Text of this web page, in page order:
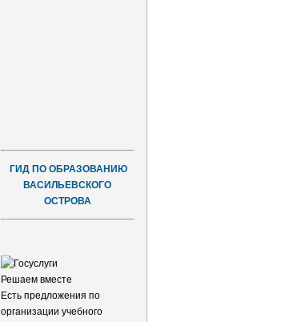
ГИД ПО ОБРАЗОВАНИЮ
ВАСИЛЬЕВСКОГО
ОСТРОВА
Решаем вместе
Есть предложения по
организации учебного